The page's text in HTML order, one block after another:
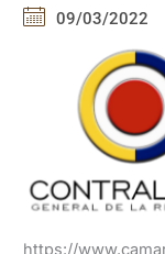
09/03/2022